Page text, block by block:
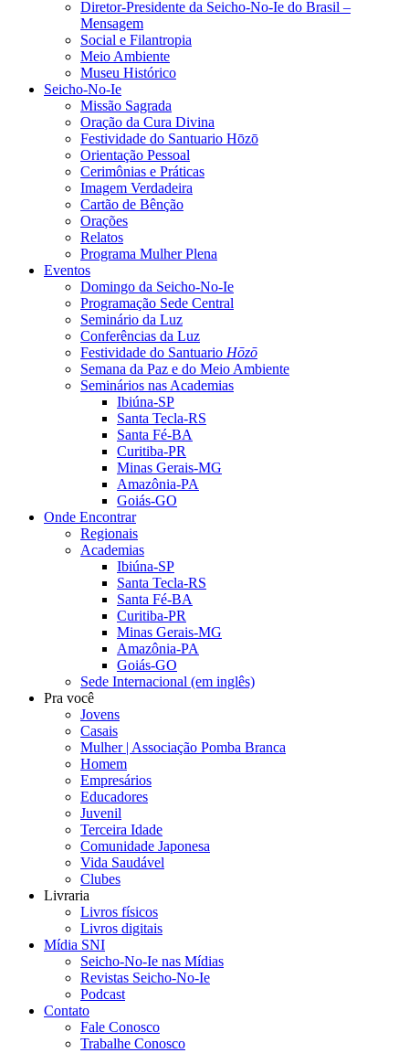
Diretor-Presidente da Seicho-No-Ie do Brasil –
Mensagem
Social e Filantropia
Meio Ambiente
Museu Histórico
Seicho-No-Ie
Missão Sagrada
Oração da Cura Divina
Festividade do Santuario Hōzō
Orientação Pessoal
Cerimônias e Práticas
Imagem Verdadeira
Cartão de Bênção
Orações
Relatos
Programa Mulher Plena
Eventos
Domingo da Seicho-No-Ie
Programação Sede Central
Seminário da Luz
Conferências da Luz
Festividade do Santuario Hōzō
Semana da Paz e do Meio Ambiente
Seminários nas Academias
Ibiúna-SP
Santa Tecla-RS
Santa Fé-BA
Curitiba-PR
Minas Gerais-MG
Amazônia-PA
Goiás-GO
Onde Encontrar
Regionais
Academias
Ibiúna-SP
Santa Tecla-RS
Santa Fé-BA
Curitiba-PR
Minas Gerais-MG
Amazônia-PA
Goiás-GO
Sede Internacional (em inglês)
Pra você
Jovens
Casais
Mulher | Associação Pomba Branca
Homem
Empresários
Educadores
Juvenil
Terceira Idade
Comunidade Japonesa
Vida Saudável
Clubes
Livraria
Livros físicos
Livros digitais
Mídia SNI
Seicho-No-Ie nas Mídias
Revistas Seicho-No-Ie
Podcast
Contato
Fale Conosco
Trabalhe Conosco